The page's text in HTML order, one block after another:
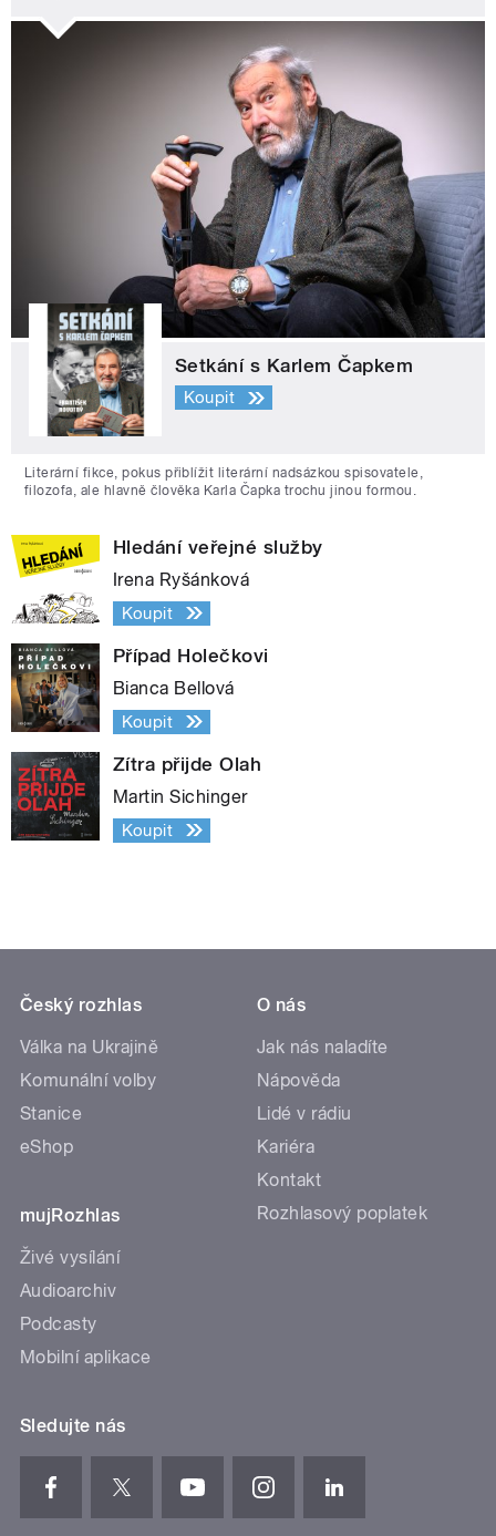
Setkání s Karlem Čapkem
Koupit
Literární fikce, pokus přiblížit literární nadsázkou spisovatele,
filozofa, ale hlavně člověka Karla Čapka trochu jinou formou.
Hledání veřejné služby
Irena Ryšánková
Koupit
Případ Holečkovi
Bianca Bellová
Koupit
Zítra přijde Olah
Martin Sichinger
Koupit
Český rozhlas
Válka na Ukrajině
Komunální volby
Stanice
eShop
mujRozhlas
Živé vysílání
Audioarchiv
Podcasty
Mobilní aplikace
O nás
Jak nás naladíte
Nápověda
Lidé v rádiu
Kariéra
Kontakt
Rozhlasový poplatek
Sledujte nás